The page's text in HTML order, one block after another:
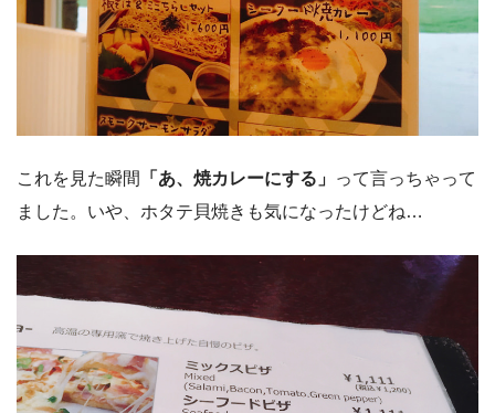
これを見た瞬間 「あ、焼カレーにする」 って言っちゃって
ました。いや、ホタテ貝焼きも気になったけどね…